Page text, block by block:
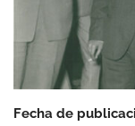
Fecha de